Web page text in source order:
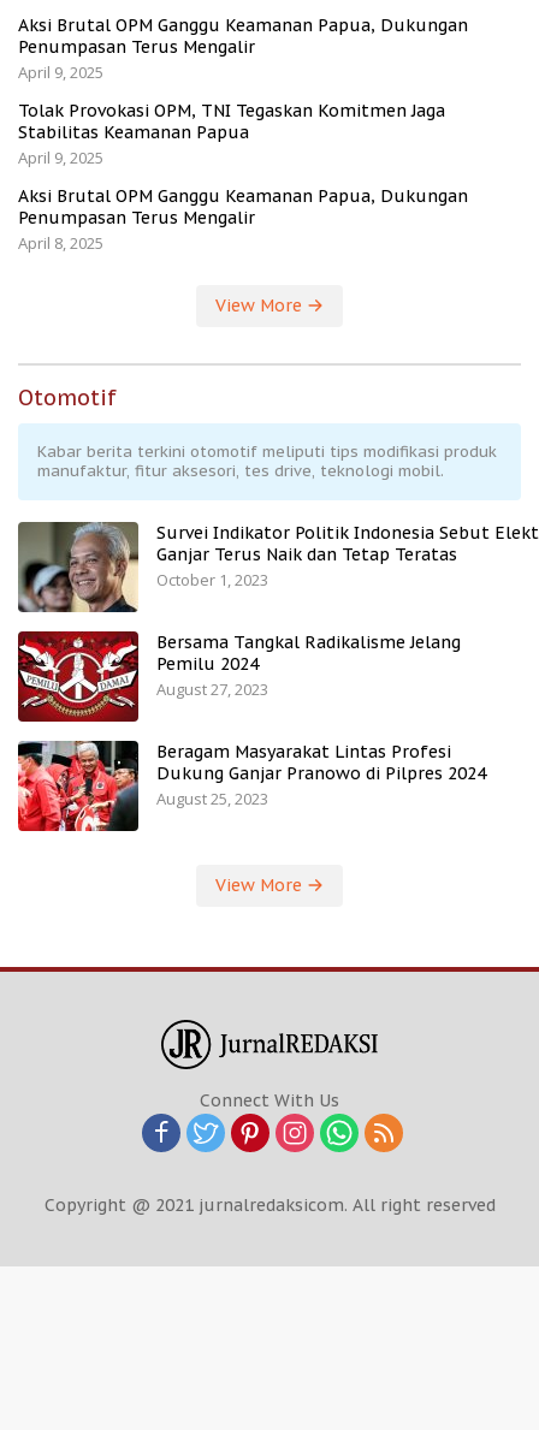
Aksi Brutal OPM Ganggu Keamanan Papua, Dukungan
Penumpasan Terus Mengalir
April 9, 2025
Tolak Provokasi OPM, TNI Tegaskan Komitmen Jaga
Stabilitas Keamanan Papua
April 9, 2025
Aksi Brutal OPM Ganggu Keamanan Papua, Dukungan
Penumpasan Terus Mengalir
April 8, 2025
View More
Otomotif
Kabar berita terkini otomotif meliputi tips modifikasi produk
manufaktur, fitur aksesori, tes drive, teknologi mobil.
Survei Indikator Politik Indonesia Sebut
Ganjar Terus Naik dan Tetap Teratas
October 1, 2023
Bersama Tangkal Radikalisme Jelang
Pemilu 2024
August 27, 2023
Beragam Masyarakat Lintas Profesi
Dukung Ganjar Pranowo di Pilpres 2024
August 25, 2023
View More
Connect With Us
Copyright @ 2021 jurnalredaksicom. All right reserved